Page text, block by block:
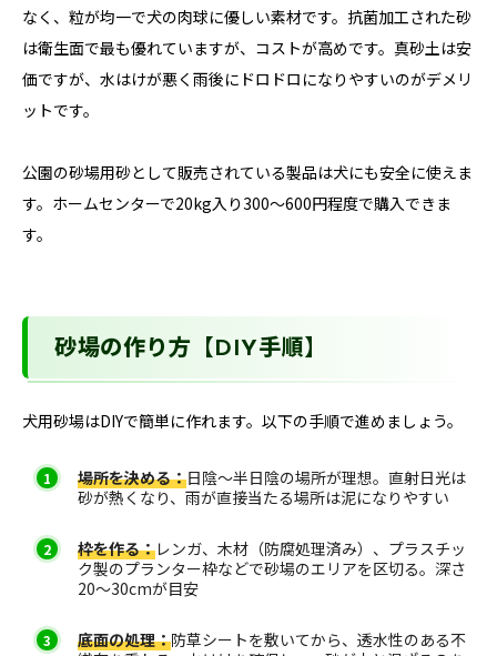
なく、粒が均一で犬の肉球に優しい素材です。抗菌加工された砂
は衛生面で最も優れていますが、コストが高めです。真砂土は安
価ですが、水はけが悪く雨後にドロドロになりやすいのがデメリ
ットです。
公園の砂場用砂として販売されている製品は犬にも安全に使えま
す。ホームセンターで20kg入り300〜600円程度で購入できま
す。
砂場の作り方【DIY手順】
犬用砂場はDIYで簡単に作れます。以下の手順で進めましょう。
場所を決める：日陰〜半日陰の場所が理想。直射日光は
砂が熱くなり、雨が直接当たる場所は泥になりやすい
枠を作る：レンガ、木材（防腐処理済み）、プラスチッ
ク製のプランター枠などで砂場のエリアを区切る。深さ
20〜30cmが目安
底面の処理：防草シートを敷いてから、透水性のある不